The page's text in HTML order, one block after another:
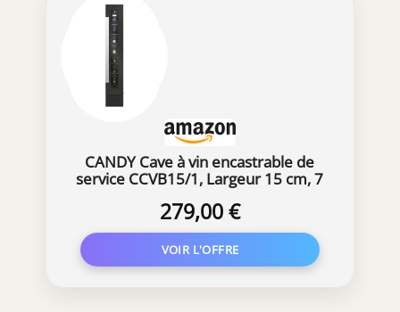
CANDY Cave à vin encastrable de
service CCVB15/1, Largeur 15 cm, 7
279,00 €